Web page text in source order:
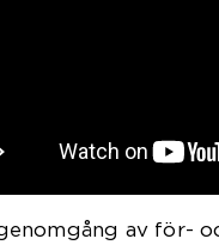
av för-